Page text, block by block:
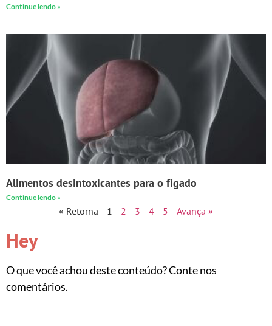
Continue lendo »
Alimentos desintoxicantes para o fígado
Continue lendo »
« Retorna 1 2 3 4 5 Avança »
Hey
O que você achou deste conteúdo? Conte nos
comentários.